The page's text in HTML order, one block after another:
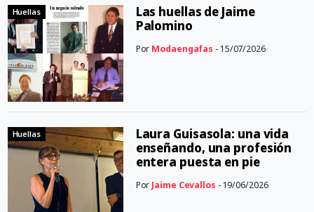
Huellas
Las huellas de Jaime
Palomino
Por Modaengafas - 15/07/2026
Huellas
Laura Guisasola: una vida
enseñando, una profesión
entera puesta en pie
Por Jaime Cevallos - 19/06/2026